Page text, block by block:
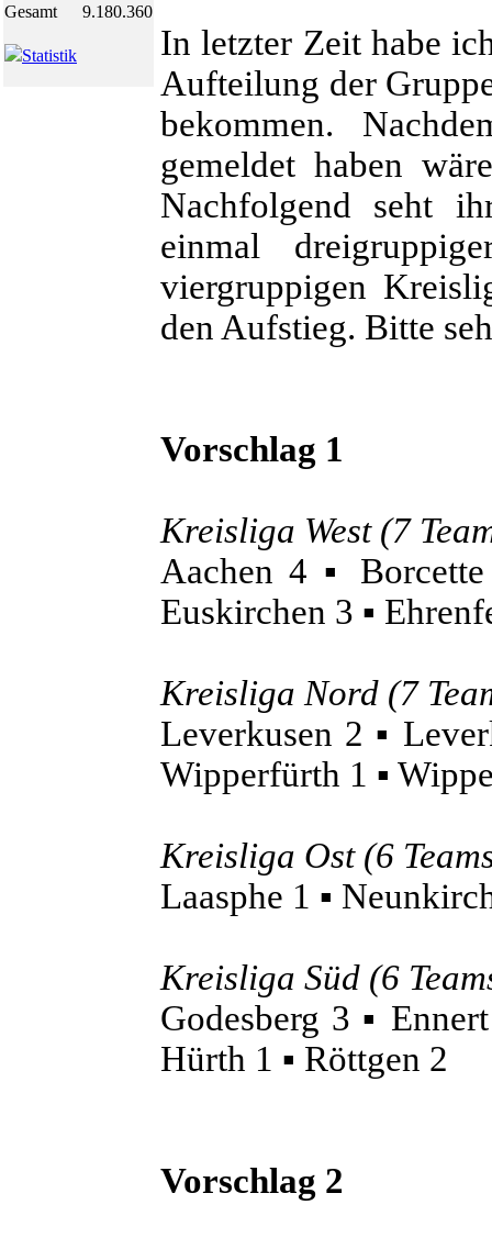
Gesamt
9.180.360
Statistik
In letzter Zeit habe
Aufteilung der
bekommen.
gemeldet haben
Nachfolgend seht
einmal
viergruppigen
den Aufstieg. Bitte
Vorschlag 1
Kreisliga West (7
Aachen 4 ▪
Euskirchen 3 ▪
Kreisliga Nord (7
Leverkusen 2 ▪
Wipperfürth 1 ▪
Kreisliga Ost (6
Laasphe 1 ▪
Kreisliga Süd (6
Godesberg 3 ▪
Hürth 1 ▪ Röttgen 2
Vorschlag 2